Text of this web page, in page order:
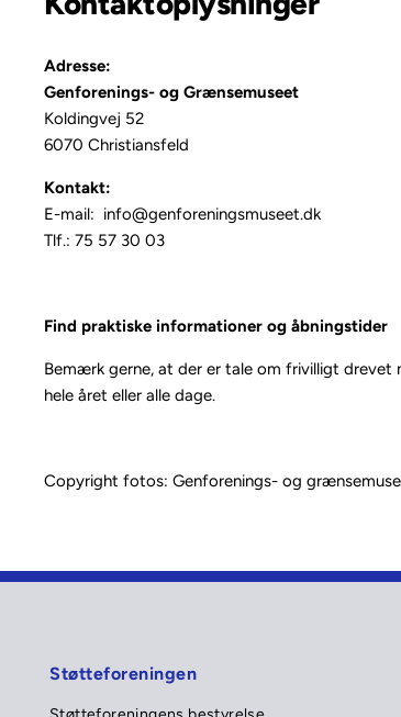
Adresse:
Genforenings- og Grænsemuseet
Koldingvej 52
6070 Christiansfeld
Kontakt:
E-mail: info@genforeningsmuseet.dk
Tlf.: 75 57 30 03
Find praktiske informationer og åbningstider
Bemærk gerne, at der er tale om frivilligt drevet
hele året eller alle dage.
Copyright fotos: Genforenings- og
Støtteforeningen